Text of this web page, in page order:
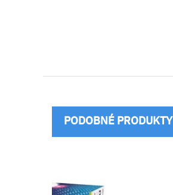
PODOBNÉ PRODUKTY